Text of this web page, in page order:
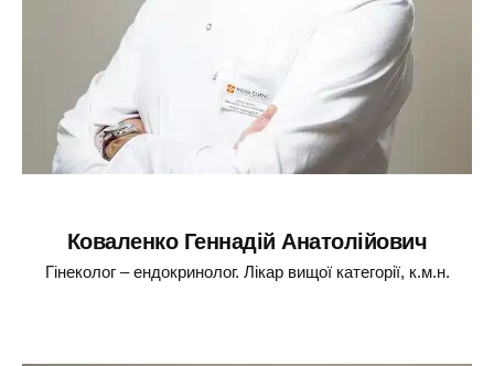
Коваленко Геннадій Анатолійович
Гінеколог – ендокринолог. Лікар вищої категорії, к.м.н.